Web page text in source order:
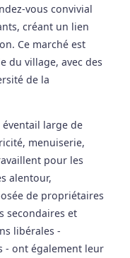
vous convivial
créant un lien
Ce marché est
du village, avec des
de la
éventail large de
menuiserie,
pour les
alentour,
de propriétaires
secondaires et
libérales -
- ont également leur